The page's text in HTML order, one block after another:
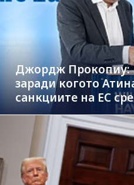
Джордж Прокопиу:
заради когото
санкциите на ЕС